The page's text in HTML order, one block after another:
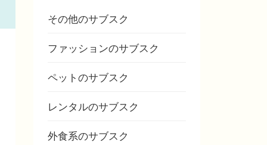
その他のサブスク
ファッションのサブスク
ペットのサブスク
レンタルのサブスク
外食系のサブスク